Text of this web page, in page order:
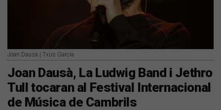
Joan Dausà | Txus Garcia
Joan Dausà, La Ludwig Band i Jethro
Tull tocaran al Festival Internacional
de Música de Cambrils